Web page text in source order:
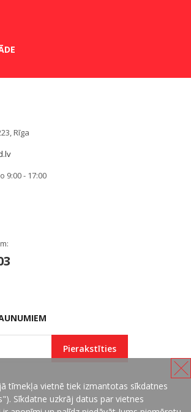
Rīga
9:00 - 17:00
Pierakstīties
tīmekļa vietnē tiek izmantotas sīkdatnes
Sīkdatne uzkrāj datus par vietnes